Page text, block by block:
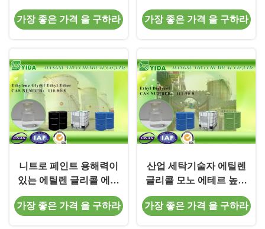
인 에틸렌 글리콜
monoethyl 에테르 CAS
가장 좋은 가격 을 구하라
번호 110-80-5 같이 -
가장 좋은 가격 을 구하라
니트로 페인트 용해력이
있는 에틸렌 글리콜 에틸
에테르 CAS 번호 110-80-
5, 2-Ethoxyethanol
가장 좋은 가격 을 구하라
산업 세탁기술자 에틸렌
글리콜 모노 에테르 높은
비등점 에틸 Diglycol
가장 좋은 가격 을 구하라